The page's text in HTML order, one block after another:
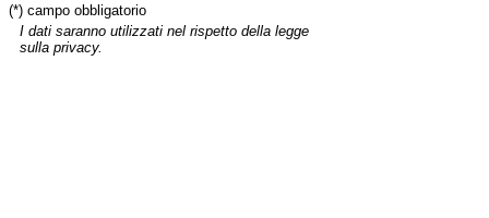
(*) campo obbligatorio
I dati saranno utilizzati nel rispetto della legge
sulla privacy.